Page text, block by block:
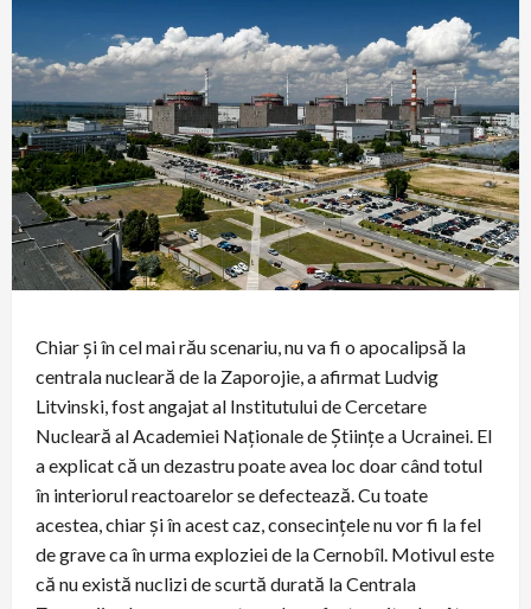
Chiar și în cel mai rău scenariu, nu va fi o apocalipsă la
centrala nucleară de la Zaporojie, a afirmat Ludvig
Litvinski, fost angajat al Institutului de Cercetare
Nucleară al Academiei Naționale de Științe a Ucrainei. El
a explicat că un dezastru poate avea loc doar când totul
în interiorul reactoarelor se defectează. Cu toate
acestea, chiar și în acest caz, consecințele nu vor fi la fel
de grave ca în urma exploziei de la Cernobîl. Motivul este
că nu există nuclizi de scurtă durată la Centrala